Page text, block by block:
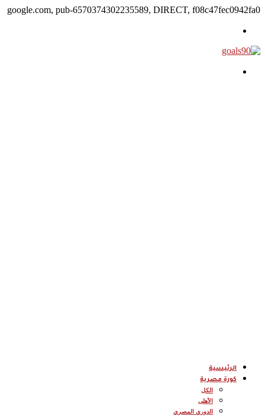
google.com, pub-6570374302235589, DIRECT, f08c47fec0942fa0
الرئيسية
كورة مصرية
الكل
الأهلى
الدوري المصري